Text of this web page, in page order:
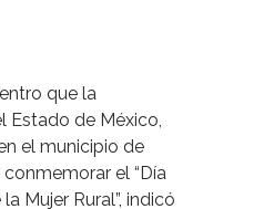
que la
Estado de México,
el municipio de
el “Día
Mujer Rural”, indicó